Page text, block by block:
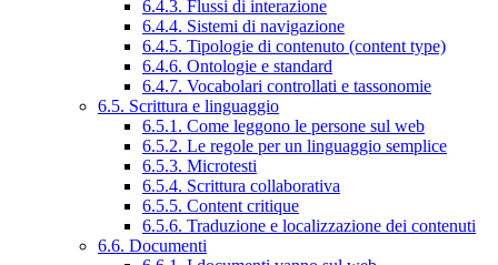
6.4.3. Flussi di interazione
6.4.4. Sistemi di navigazione
6.4.5. Tipologie di contenuto (content type)
6.4.6. Ontologie e standard
6.4.7. Vocabolari controllati e tassonomie
6.5. Scrittura e linguaggio
6.5.1. Come leggono le persone sul web
6.5.2. Le regole per un linguaggio semplice
6.5.3. Microtesti
6.5.4. Scrittura collaborativa
6.5.5. Content critique
6.5.6. Traduzione e localizzazione dei contenuti
6.6. Documenti